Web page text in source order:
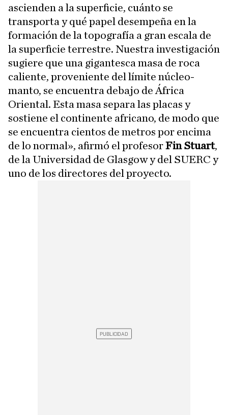
ascienden a la superficie, cuánto se
transporta y qué papel desempeña en la
formación de la topografía a gran escala de
la superficie terrestre. Nuestra investigación
sugiere que una gigantesca masa de roca
caliente, proveniente del límite núcleo-
manto, se encuentra debajo de África
Oriental. Esta masa separa las placas y
sostiene el continente africano, de modo que
se encuentra cientos de metros por encima
de lo normal», afirmó el profesorFin Stuart,
de la Universidad de Glasgow y del SUERC y
uno de los directores del proyecto.